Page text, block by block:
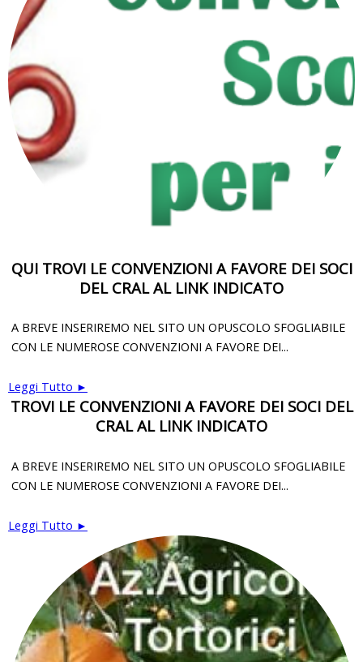
QUI TROVI LE CONVENZIONI A FAVORE DEI SOCI
DEL CRAL AL LINK INDICATO
A BREVE INSERIREMO NEL SITO UN OPUSCOLO SFOGLIABILE
CON LE NUMEROSE CONVENZIONI A FAVORE DEI...
Leggi Tutto ►
TROVI LE CONVENZIONI A FAVORE DEI SOCI DEL
CRAL AL LINK INDICATO
A BREVE INSERIREMO NEL SITO UN OPUSCOLO SFOGLIABILE
CON LE NUMEROSE CONVENZIONI A FAVORE DEI...
Leggi Tutto ►